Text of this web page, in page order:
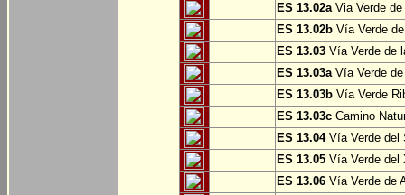
ES 13.02aVia Verde de
ES 13.02b Vía Verde
ES 13.03 Vía Verde de
ES 13.03aVía Verde de
ES 13.03b Vía Verde
ES 13.03c Camino
ES 13.04Vía Verde del
ES 13.05 Vía Verde del
ES 13.06 Vía Verde de